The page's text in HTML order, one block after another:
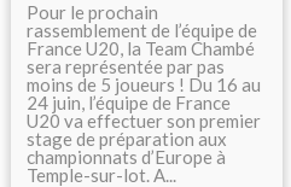
Pour le prochain
rassemblement de l’équipe de
France U20, la Team Chambé
sera représentée par pas
moins de 5 joueurs ! Du 16 au
24 juin, l’équipe de France
U20 va effectuer son premier
stage de préparation aux
championnats d’Europe à
Temple-sur-lot. A...